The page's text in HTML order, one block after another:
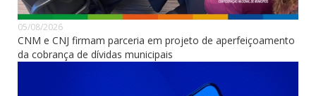
05/08/2026
CNM e CNJ firmam parceria em projeto de aperfeiçoamento
da cobrança de dívidas municipais